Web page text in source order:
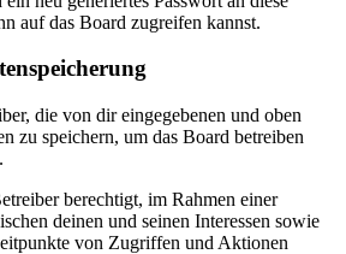
auf das Board zugreifen kannst.
die von dir eingegebenen und oben
zu speichern, um das Board betreiben
berechtigt, im Rahmen einer
deinen und seinen Interessen sowie
von Zugriffen und Aktionen